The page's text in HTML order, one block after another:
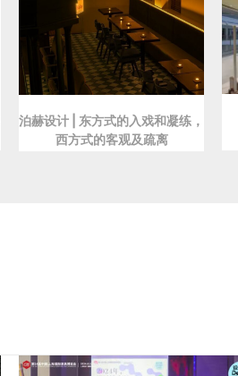
泊赫设计 | 东方式的入戏和凝练，
西方式的客观及疏离